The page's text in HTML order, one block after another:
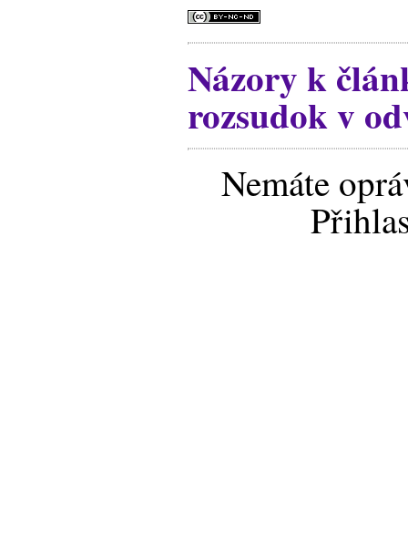
Názory k
rozsudok v
Nemáte